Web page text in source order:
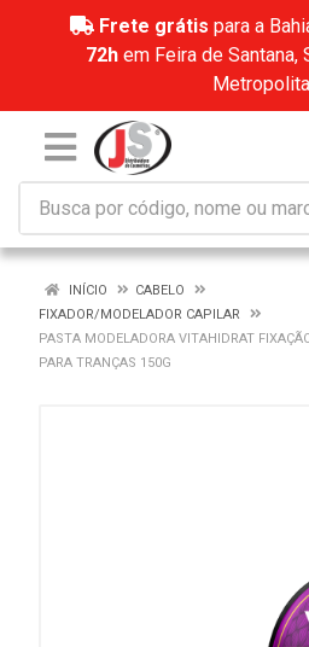
Frete grátis para a
72hem Feira de Santana,
INÍCIO
CABELO
FIXADOR/MODELADOR CAPILAR
PASTA MODELADORA VITAHIDRAT
PARA TRANÇAS 150G